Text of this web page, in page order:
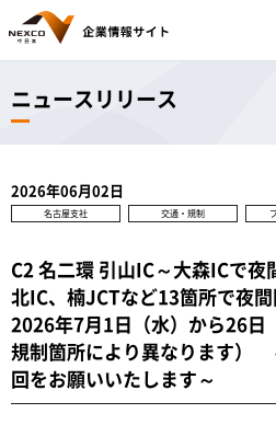
ニュースリリース
2026年06月02日
名古屋支社 交通・規制
C2 名二環 引山IC～大森ICで
北IC、楠JCTなど13箇所で夜
2026年7月1日（水）から26日
規制箇所により異なります）
回をお願いいたします～